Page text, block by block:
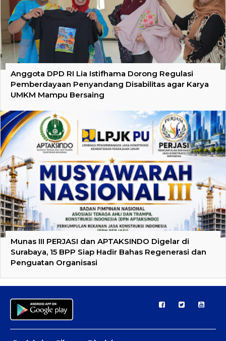
Anggota DPD RI Lia Istifhama Dorong Regulasi
Pemberdayaan Penyandang Disabilitas agar Karya
UMKM Mampu Bersaing
Munas III PERJASI dan APTAKSINDO Digelar di
Surabaya, 15 BPP Siap Hadir Bahas Regenerasi dan
Penguatan Organisasi